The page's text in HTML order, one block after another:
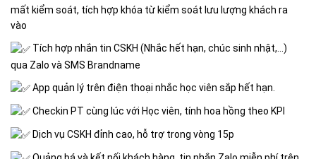
mất kiểm soát, tích hợp khóa từ kiểm soát lưu lượng khách ra
vào
Tích hợp nhắn tin CSKH (Nhắc hết hạn, chúc sinh nhật,…)
qua Zalo và SMS Brandname
App quản lý trên điện thoại nhắc học viên sắp hết hạn.
Checkin PT cùng lúc với Học viên, tính hoa hồng theo KPI
Dịch vụ CSKH đỉnh cao, hỗ trợ trong vòng 15p